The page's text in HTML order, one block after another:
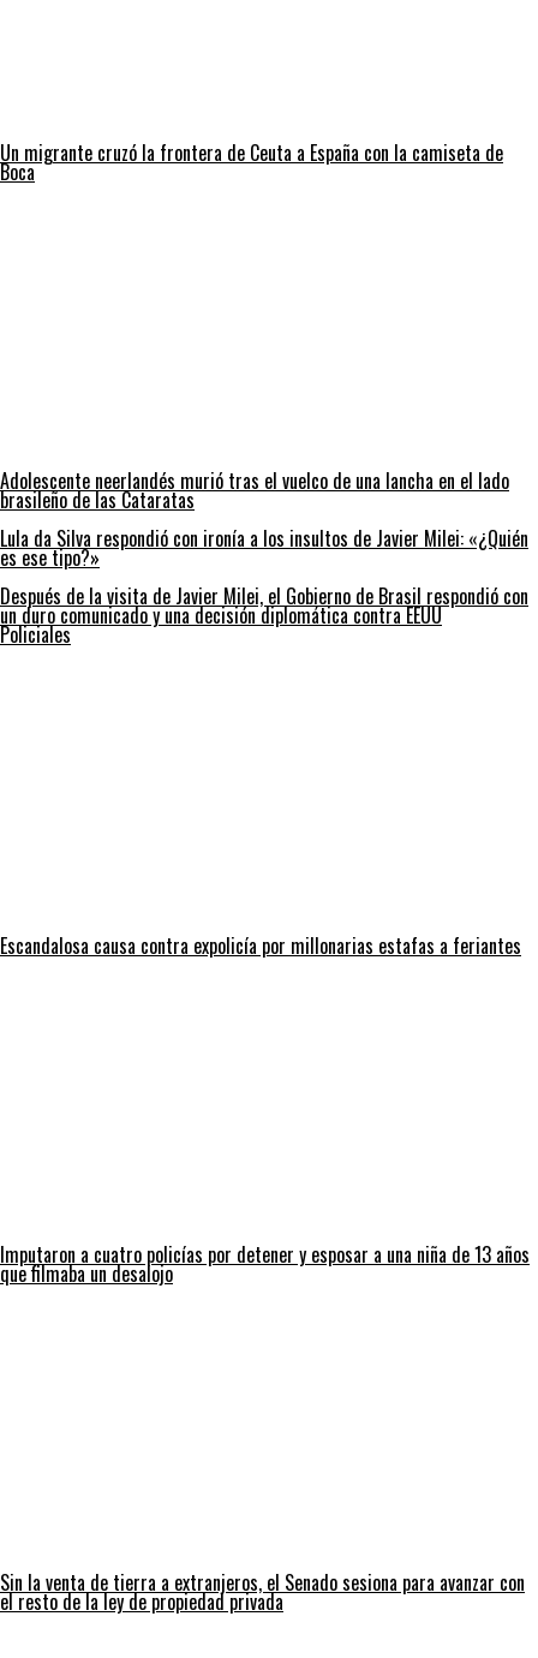
Un migrante cruzó la frontera de Ceuta a España con la camiseta de
Boca
Adolescente neerlandés murió tras el vuelco de una lancha en el lado
brasileño de las Cataratas
Lula da Silva respondió con ironía a los insultos de Javier Milei: «¿Quién
es ese tipo?»
Después de la visita de Javier Milei, el Gobierno de Brasil respondió con
un duro comunicado y una decisión diplomática contra EEUU
Policiales
Escandalosa causa contra expolicía por millonarias estafas a feriantes
Imputaron a cuatro policías por detener y esposar a una niña de 13 años
que filmaba un desalojo
Sin la venta de tierra a extranjeros, el Senado sesiona para avanzar con
el resto de la ley de propiedad privada